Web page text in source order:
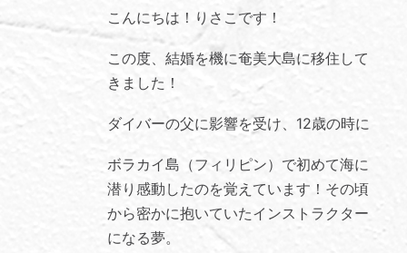
こんにちは！りさこです！
この度、結婚を機に奄美大島に移住して
きました！
ダイバーの父に影響を受け、12歳の時に
ボラカイ島（フィリピン）で初めて海に
潜り感動したのを覚えています！その頃
から密かに抱いていたインストラクター
になる夢。